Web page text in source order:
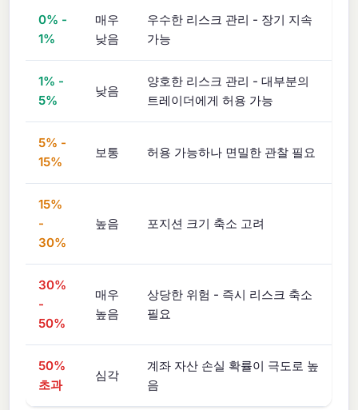
0% -
1%
매우
낮음
우수한 리스크 관리 - 장기 지속
가능
1% -
5%
낮음
양호한 리스크 관리 - 대부분의
트레이더에게 허용 가능
5% -
15%
보통 허용 가능하나 면밀한 관찰 필요
15%
-
30%
높음 포지션 크기 축소 고려
30%
-
50%
매우
높음
상당한 위험 - 즉시 리스크 축소
필요
50%
초과
심각
계좌 자산 손실 확률이 극도로 높
음